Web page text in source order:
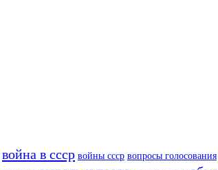
война в ссср войны ссср вопросы голосования